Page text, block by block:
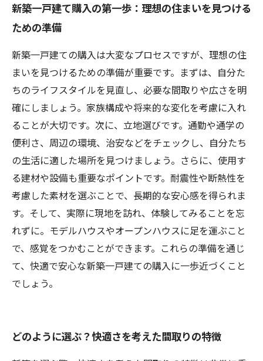
理想の新築探しの旅：専門家のアドバイスを活
かそう
購入前に知っておきたい新築のポイント：成功
の秘訣
快適で安心な住まいを手に入れるための最終チ
ェックリスト
新築一戸建て購入の第一歩：理想の住まいを見つける
ための準備
新築一戸建ての購入は大変なプロセスですが、理想の住
まいを見つけるための準備が重要です。まずは、自分た
ちのライフスタイルを見直し、必要な間取りや広さを明
確にしましょう。家族構成や将来的な変化を考慮に入れ
ることが大切です。次に、立地選びです。通勤や通学の
便利さ、周辺の環境、治安などをチェックし、自分たち
の生活に適した場所を見つけましょう。さらに、使用す
る建材や設備も重要なポイントです。耐震性や断熱性を
考慮した素材を選ぶことで、長期的な安心感を得られま
す。そして、実際に現地を訪れ、体験してみることを忘
れずに。モデルハウスやオープンハウスに足を運ぶこと
で、感覚をつかむことができます。これらの準備を通じ
て、快適で安心な新築一戸建ての購入に一歩近づくこと
でしょう。
どのように選ぶ？快適さを考えた間取りの特徴